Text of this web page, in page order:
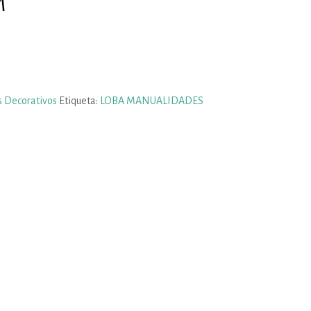
Decorativos Etiqueta: LOBA MANUALIDADES